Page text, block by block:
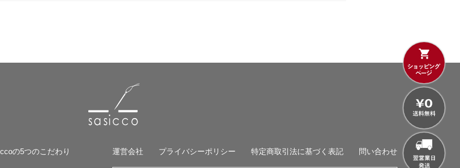
の5つのこだわり 運営会社 プライバシーポリシー 特定商取引法に基づく表記 問い合わせ